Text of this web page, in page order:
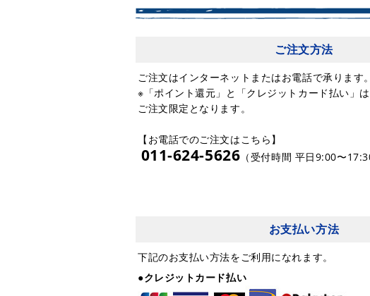
ご注文方法
ご注文はインターネットまたはお電話で承ります。
※「ポイント還元」と「クレジットカード払い」
ご注文限定となります。
【お電話でのご注文はこちら】
011-624-5626 （受付時間 平日9:00〜
お支払い方法
下記のお支払い方法をご利用になれます。
●クレジットカード払い